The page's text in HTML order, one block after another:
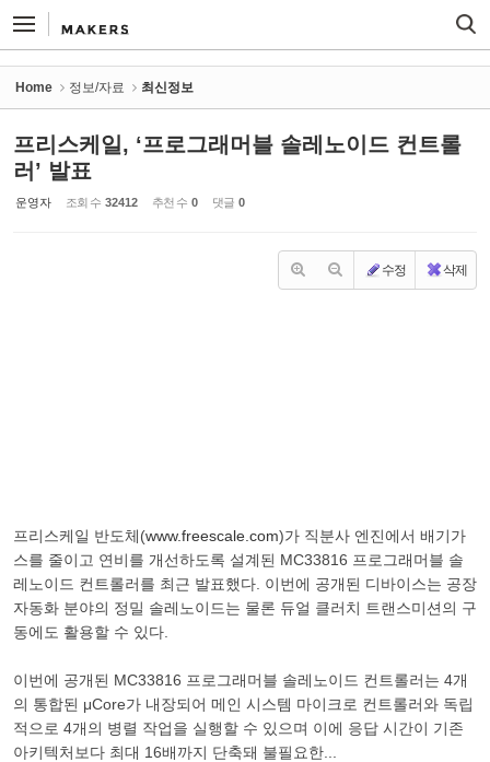
Home 정보/자료 최신정보
프리스케일, ‘프로그래머블 솔레노이드 컨트롤
러’ 발표
운영자 조회 수 32412 추천 수 0 댓글 0
수정 삭제
프리스케일 반도체(www.freescale.com)가 직분사 엔진에서 배기가
스를 줄이고 연비를 개선하도록 설계된 MC33816 프로그래머블 솔
레노이드 컨트롤러를 최근 발표했다. 이번에 공개된 디바이스는 공장
자동화 분야의 정밀 솔레노이드는 물론 듀얼 클러치 트랜스미션의 구
동에도 활용할 수 있다.
이번에 공개된 MC33816 프로그래머블 솔레노이드 컨트롤러는 4개
의 통합된 μCore가 내장되어 메인 시스템 마이크로 컨트롤러와 독립
적으로 4개의 병렬 작업을 실행할 수 있으며 이에 응답 시간이 기존
아키텍처보다 최대 16배까지 단축돼 불필요한...